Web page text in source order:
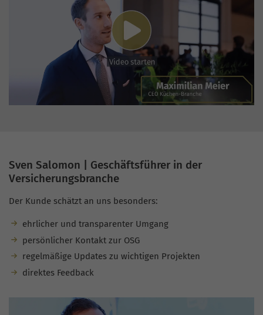
Sven Salomon | Geschäftsführer in der
Versicherungsbranche
Der Kunde schätzt an uns besonders:
ehrlicher und transparenter Umgang
persönlicher Kontakt zur OSG
regelmäßige Updates zu wichtigen Projekten
direktes Feedback